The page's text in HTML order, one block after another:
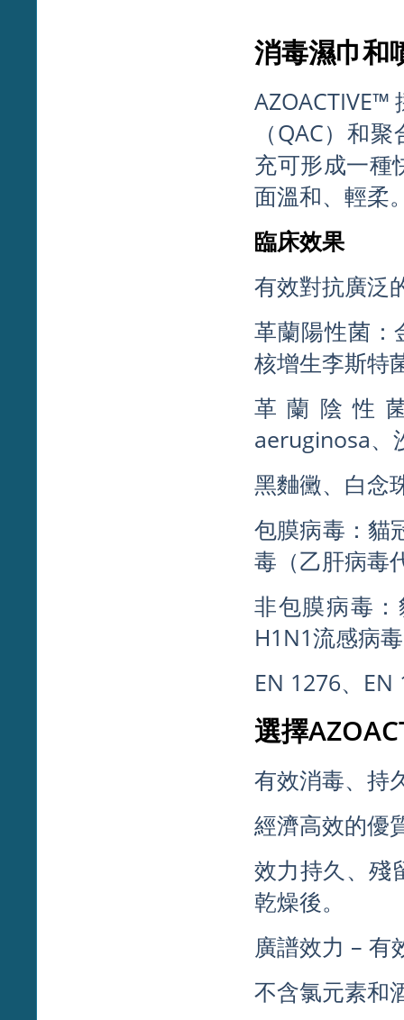
消毒濕巾和
（QAC）和
充可形成一種
面溫和、輕柔
臨床效果
有效對抗廣泛
革蘭陽性菌：
核增生李斯特
革蘭陰性
aeruginosa、
黑麯黴、白念
包膜病毒：貓
毒（乙肝病毒
非包膜病毒
H1N1流感病毒
EN 1276、EN
選擇
有效消毒、持
經濟高效的優
效力持久、殘
乾燥後。
廣譜效力 – 有
不含氯元素和